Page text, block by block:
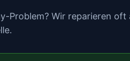
Problem? Wir reparieren oft